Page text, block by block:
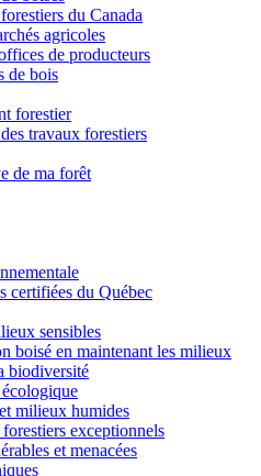
du Canada
agricoles
de producteurs
de bois
forestier
travaux forestiers
de ma forêt
certifiées du Québec
sensibles
boisé en maintenant les milieux
biodiversité
milieux humides
exceptionnels
et menacées